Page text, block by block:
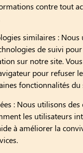
contre tout
similaires : Nous
de suivi
sur notre site.
pour refuser
fonctionnalités du
: Nous utilisons des
les utilisateurs
à améliorer la